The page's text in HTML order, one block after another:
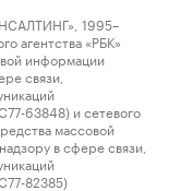
1995–
агентства «РБК»
информации
связи,
63848) и сетевого
массовой
в сфере связи,
82385)